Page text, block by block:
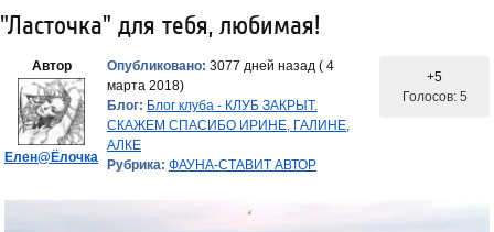
"Ласточка" для тебя, любимая!
Автор
Елен@Ёлочка
Опубликовано: 3077 дней назад ( 4
марта 2018)
Блог: Блог клуба - КЛУБ ЗАКРЫТ.
СКАЖЕМ СПАСИБО ИРИНЕ, ГАЛИНЕ,
АЛКЕ
Рубрика: ФАУНА-СТАВИТ АВТОР
+5
Голосов: 5